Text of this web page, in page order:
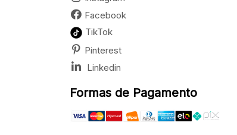
Facebook
TikTok
Pinterest
Linkedin
Formas de Pagamento